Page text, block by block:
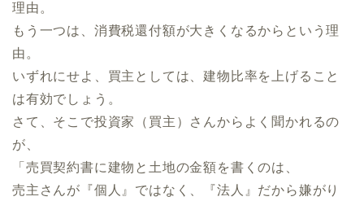
理由。
もう一つは、消費税還付額が大きくなるからという理
由。
いずれにせよ、買主としては、建物比率を上げること
は有効でしょう。
さて、そこで投資家（買主）さんからよく聞かれるの
が、
「売買契約書に建物と土地の金額を書くのは、
売主さんが『個人』ではなく、『法人』だから嫌がり